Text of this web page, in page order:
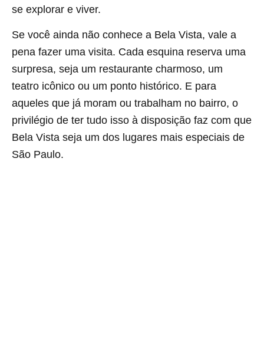
se explorar e viver.
Se você ainda não conhece a Bela Vista, vale a
pena fazer uma visita. Cada esquina reserva uma
surpresa, seja um restaurante charmoso, um
teatro icônico ou um ponto histórico. E para
aqueles que já moram ou trabalham no bairro, o
privilégio de ter tudo isso à disposição faz com que
Bela Vista seja um dos lugares mais especiais de
São Paulo.